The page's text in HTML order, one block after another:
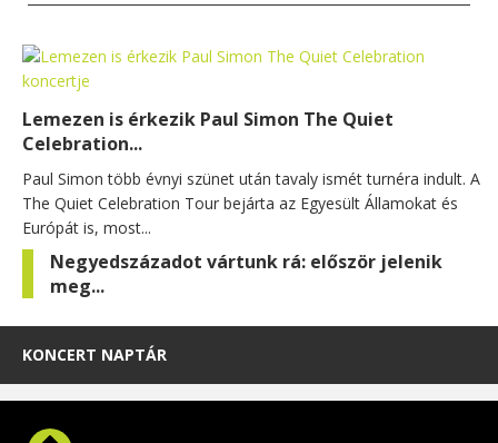
Lemezen is érkezik Paul Simon The Quiet
Celebration...
Paul Simon több évnyi szünet után tavaly ismét turnéra indult. A
The Quiet Celebration Tour bejárta az Egyesült Államokat és
Európát is, most...
Negyedszázadot vártunk rá: először jelenik
meg...
KONCERT NAPTÁR